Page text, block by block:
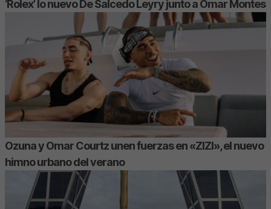
‘Rolex’ lo nuevo De Salcedo Leyry junto a Omar Montes
Ozuna y Omar Courtz unen fuerzas en «ZIZI», el nuevo
himno urbano del verano